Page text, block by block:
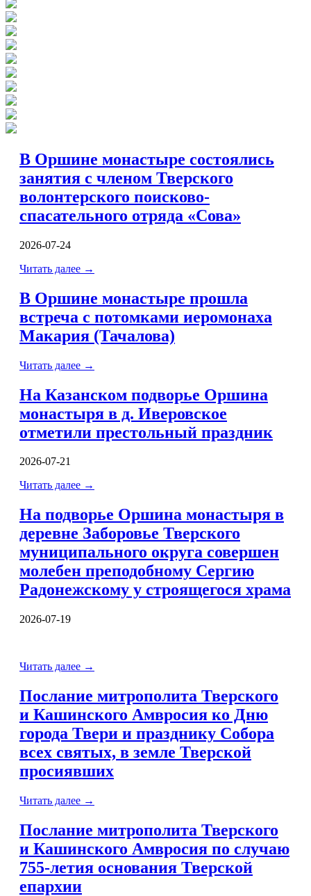
Новости
В Оршине монастыре состоялись
занятия с членом Тверского
волонтерского поисково-
спасательного отряда «Сова»
2026-07-24
Читать далее →
В Оршине монастыре прошла
встреча с потомками иеромонаха
Макария (Тачалова)
Читать далее →
На Казанском подворье Оршина
монастыря в д. Иверовское
отметили престольный праздник
2026-07-21
Читать далее →
На подворье Оршина монастыря в
деревне Заборовье Тверского
муниципального округа совершен
молебен преподобному Сергию
Радонежскому у строящегося храма
2026-07-19
Читать далее →
Послание митрополита Тверского
и Кашинского Амвросия ко Дню
города Твери и празднику Собора
всех святых, в земле Тверской
просиявших
Читать далее →
Послание митрополита Тверского
и Кашинского Амвросия по случаю
755-летия основания Тверской
епархии